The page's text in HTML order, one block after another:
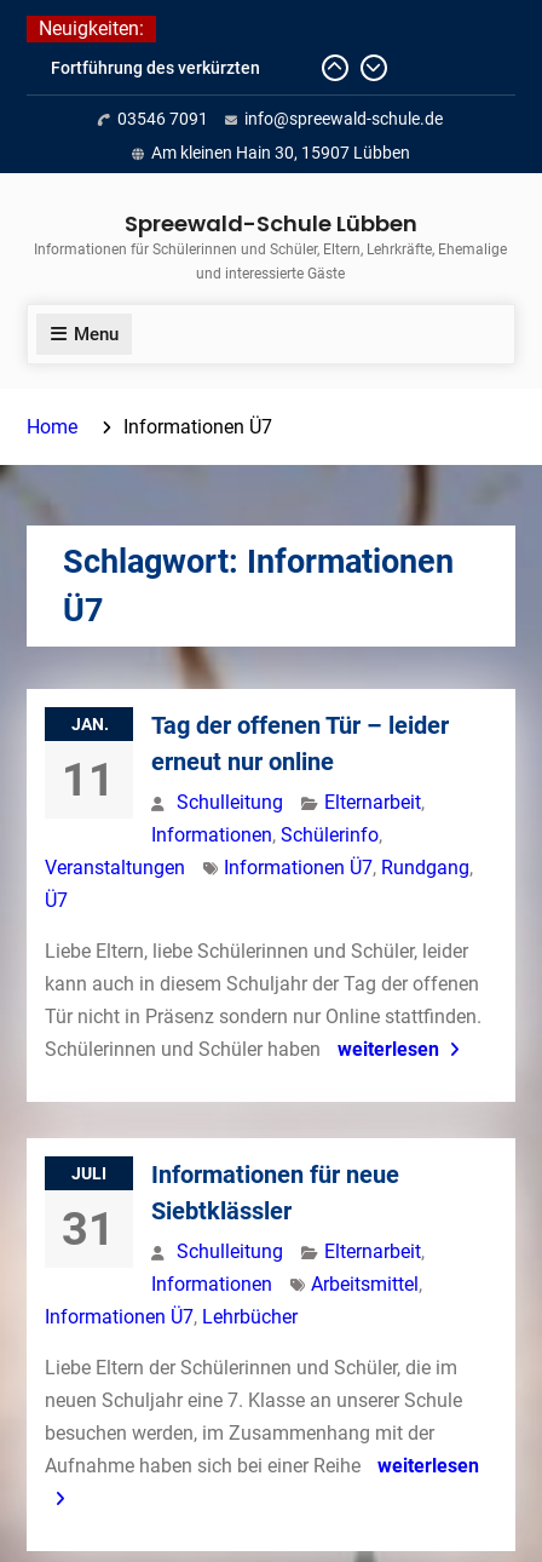
Skip
content
Neuigkeiten:
Fortführung des verkürzten
Unterrichts aufgrund der hohen
Temperaturen (22.06. bis
voraussichtlich zum 26.06.2026)
Journalismus hautnah
Insellauf 2026
03546 7091
info@spreewald-schule.de
Am kleinen Hain 30, 15907 Lübben
Spreewald-Schule Lübben
Informationen für Schülerinnen und Schüler, Eltern, Lehrkräfte, Ehemalige
und interessierte Gäste
Menu
Home Informationen Ü7
Schlagwort: Informationen
Ü7
JAN.
11
Tag der offenen Tür – leider
erneut nur online
Schulleitung Elternarbeit,
Informationen, Schülerinfo,
Veranstaltungen
Informationen Ü7, Rundgang,
Ü7
Liebe Eltern, liebe Schülerinnen und Schüler, leider
kann auch in diesem Schuljahr der Tag der offenen
Tür nicht in Präsenz sondern nur Online stattfinden.
Schülerinnen und Schüler haben
weiterlesen
JULI
31
Informationen für neue
Siebtklässler
Schulleitung Elternarbeit,
Informationen
Arbeitsmittel,
Informationen Ü7, Lehrbücher
Liebe Eltern der Schülerinnen und Schüler, die im
neuen Schuljahr eine 7. Klasse an unserer Schule
besuchen werden, im Zusammenhang mit der
Aufnahme haben sich bei einer Reihe
weiterlesen